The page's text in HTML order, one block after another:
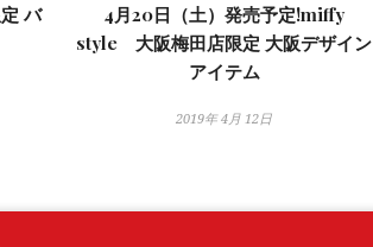
バ
4月20日（土）発売予定!miffy
style 大阪梅田店限定 大阪デザイン
アイテム
2019年 4月 12日